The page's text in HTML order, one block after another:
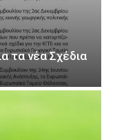
τα νέα Σχέδια